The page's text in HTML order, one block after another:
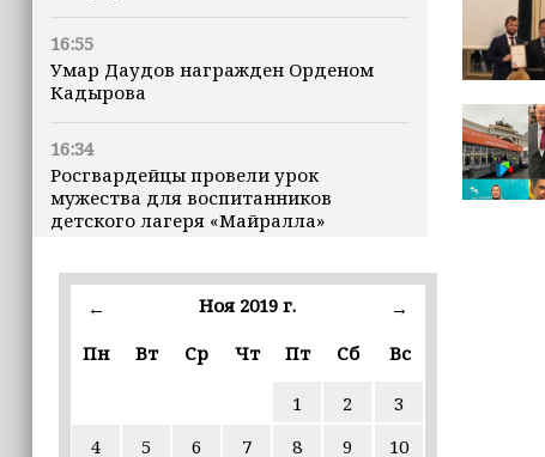
16:55
Умар Даудов награжден Орденом
Кадырова
16:34
Росгвардейцы провели урок
мужества для воспитанников
детского лагеря «Майралла»
16:30
Дмитрий Чернышенко: Внутренний
въездной — на 20,1%
← Ноя 2019 г.
→
Пн
Вт Ср Чт Пт Сб Вс
1 2
3
4
5 6 7 8 9 10